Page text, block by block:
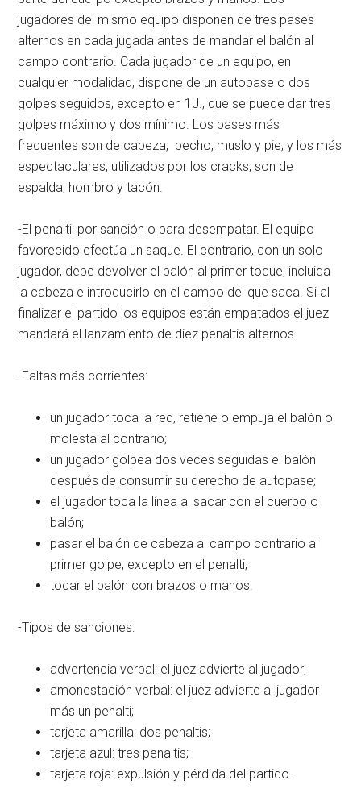
jugadores del mismo equipo disponen de tres pases
alternos en cada jugada antes de mandar el balón al
campo contrario. Cada jugador de un equipo, en
cualquier modalidad, dispone de un autopase o dos
golpes seguidos, excepto en 1J., que se puede dar tres
golpes máximo y dos mínimo. Los pases más
frecuentes son de cabeza, pecho, muslo y pie; y los más
espectaculares, utilizados por los cracks, son de
espalda, hombro y tacón.
-El penalti: por sanción o para desempatar. El equipo
favorecido efectúa un saque. El contrario, con un solo
jugador, debe devolver el balón al primer toque, incluida
la cabeza e introducirlo en el campo del que saca. Si al
finalizar el partido los equipos están empatados el juez
mandará el lanzamiento de diez penaltis alternos.
-Faltas más corrientes:
un jugador toca la red, retiene o empuja el balón o
molesta al contrario;
un jugador golpea dos veces seguidas el balón
después de consumir su derecho de autopase;
el jugador toca la línea al sacar con el cuerpo o
balón;
pasar el balón de cabeza al campo contrario al
primer golpe, excepto en el penalti;
tocar el balón con brazos o manos.
-Tipos de sanciones:
advertencia verbal: el juez advierte al jugador;
amonestación verbal: el juez advierte al jugador
más un penalti;
tarjeta amarilla: dos penaltis;
tarjeta azul: tres penaltis;
tarjeta roja: expulsión y pérdida del partido.